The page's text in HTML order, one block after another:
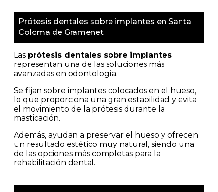
Prótesis dentales sobre implantes en Santa
Coloma de Gramenet
Las prótesis dentales sobre implantes
representan una de las soluciones más
avanzadas en odontología.
Se fijan sobre implantes colocados en el hueso,
lo que proporciona una gran estabilidad y evita
el movimiento de la prótesis durante la
masticación.
Además, ayudan a preservar el hueso y ofrecen
un resultado estético muy natural, siendo una
de las opciones más completas para la
rehabilitación dental.